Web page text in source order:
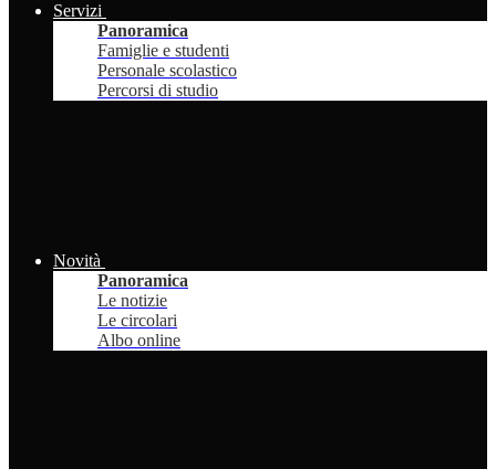
Servizi
Panoramica
Famiglie e studenti
Personale scolastico
Percorsi di studio
Novità
Panoramica
Le notizie
Le circolari
Albo online